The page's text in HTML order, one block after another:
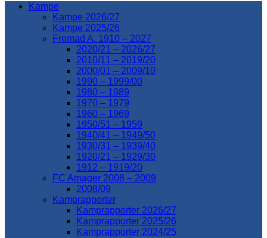
Kampe
Kampe 2026/27
Kampe 2025/26
Fremad A. 1910 – 2027
2020/21 – 2026/27
2010/11 – 2019/20
2000/01 – 2009/10
1990 – 1999/00
1980 – 1989
1970 – 1979
1960 – 1969
1950/51 – 1959
1940/41 – 1949/50
1930/31 – 1939/40
1920/21 – 1929/30
1912 – 1919/20
FC Amager 2008 – 2009
2008/09
Kamprapporter
Kamprapporter 2026/27
Kamprapporter 2025/26
Kamprapporter 2024/25